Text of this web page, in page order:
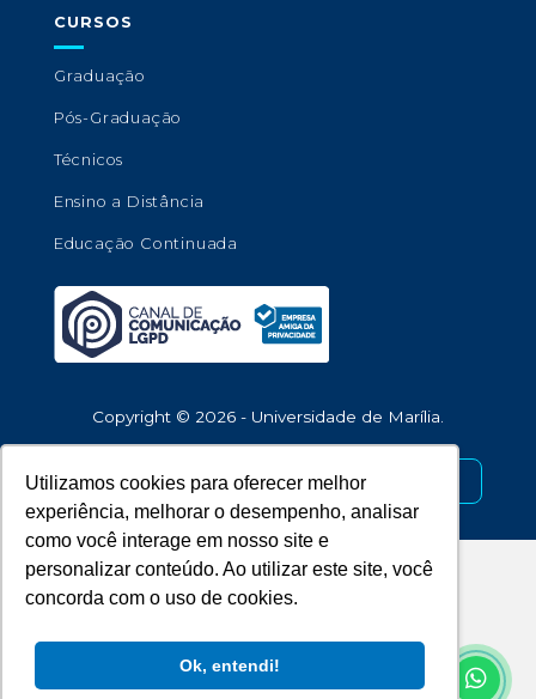
Utilizamos cookies para oferecer melhor
experiência, melhorar o desempenho, analisar
como você interage em nosso site e
personalizar conteúdo. Ao utilizar este site, você
concorda com o uso de cookies.
Ok, entendi!
CURSOS
Graduação
Pós-Graduação
Técnicos
Ensino a Distância
Educação Continuada
Copyright © 2026 - Universidade de Marília.
Desenvolvido por